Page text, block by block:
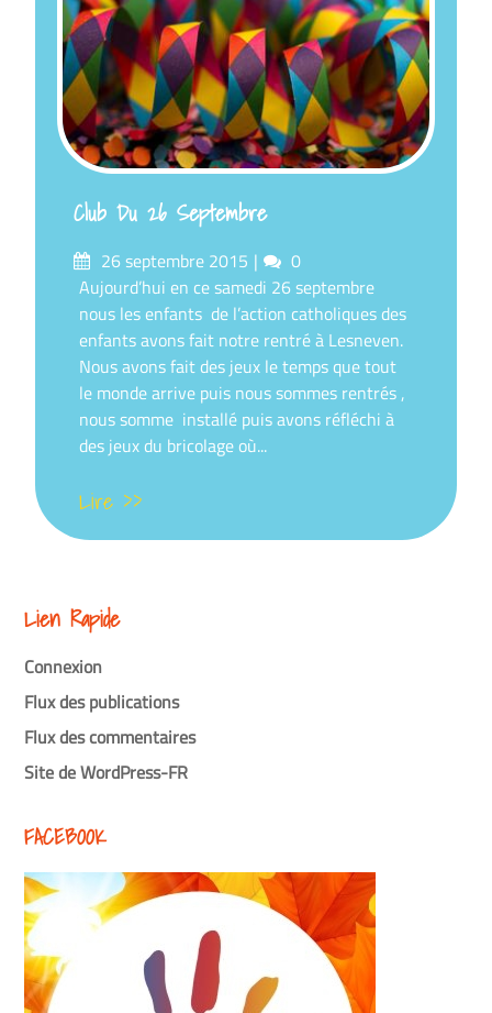
Club Du 26 Septembre
Posté
sur
26 septembre 2015 commentaires
0
Aujourd’hui en ce samedi 26 septembre
nous les enfants de l’action catholiques des
enfants avons fait notre rentré à Lesneven.
Nous avons fait des jeux le temps que tout
le monde arrive puis nous sommes rentrés ,
nous somme installé puis avons réfléchi à
des jeux du bricolage où...
Lire >>
Lien Rapide
Connexion
Flux des publications
Flux des commentaires
Site de WordPress-FR
FACEBOOK